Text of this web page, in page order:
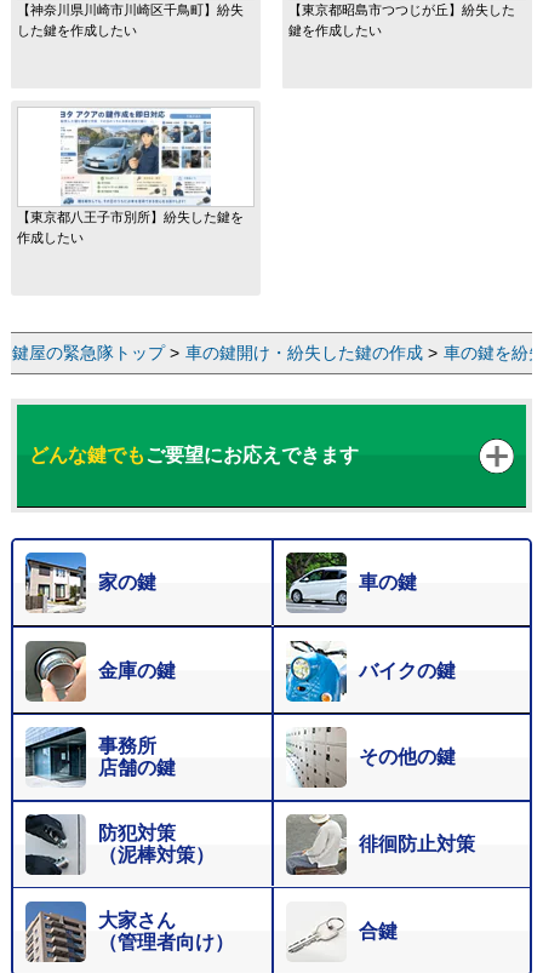
【神奈川県川崎市川崎区千鳥町】紛失
した鍵を作成したい
【東京都昭島市つつじが丘】紛失した
鍵を作成したい
【東京都八王子市別所】紛失した鍵を
作成したい
鍵屋の緊急隊トップ> 車の鍵開け・紛失した鍵の作成 > 車の鍵を紛
どんな鍵でもご要望にお応えできます
家の鍵 車の鍵
金庫の鍵 バイクの鍵
事務所
店舗の鍵
その他の鍵
防犯対策
（泥棒対策）
徘徊防止対策
大家さん
（管理者向け）
合鍵